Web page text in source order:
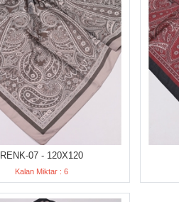
RENK-07 - 120X120
Kalan Miktar : 6